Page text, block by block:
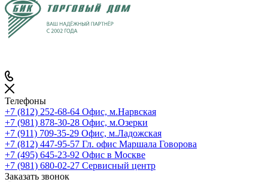
Телефоны
+7 (812) 252-68-64 Офис, м.Нарвская
+7 (981) 878-30-28 Офис, м.Озерки
+7 (911) 709-35-29 Офис, м.Ладожская
+7 (812) 447-95-57 Гл. офис Маршала Говорова
+7 (495) 645-23-92 Офис в Москве
+7 (981) 680-02-27 Сервисный центр
Заказать звонок